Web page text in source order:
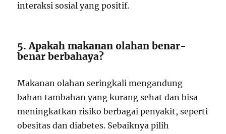
interaksi sosial yang positif.
5. Apakah makanan olahan benar-
benar berbahaya?
Makanan olahan seringkali mengandung
bahan tambahan yang kurang sehat dan bisa
meningkatkan risiko berbagai penyakit, seperti
obesitas dan diabetes. Sebaiknya pilih